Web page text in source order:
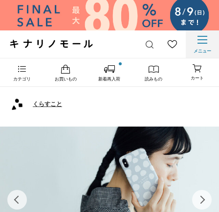
メニュー
カテゴリ お買いもの 新着再入荷 読みもの カート
くらすこと